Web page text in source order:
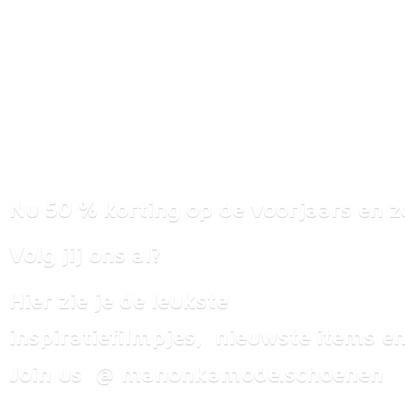
Nu 50 % korting op de voorjaars en
Volg jij ons al?
Hier zie je de leukste
inspiratiefilmpjes, nieuwste items
Join us @ manonkamode.schoenen